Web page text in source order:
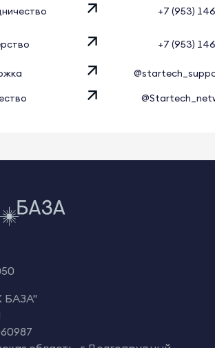
+7 (953)
+7 (953)
БАЗА"